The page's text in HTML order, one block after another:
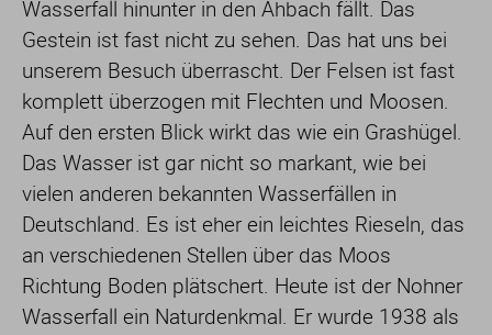
Wasserfall hinunter in den Ahbach fällt. Das
Gestein ist fast nicht zu sehen. Das hat uns bei
unserem Besuch überrascht. Der Felsen ist fast
komplett überzogen mit Flechten und Moosen.
Auf den ersten Blick wirkt das wie ein Grashügel.
Das Wasser ist gar nicht so markant, wie bei
vielen anderen bekannten Wasserfällen in
Deutschland. Es ist eher ein leichtes Rieseln, das
an verschiedenen Stellen über das Moos
Richtung Boden plätschert. Heute ist der Nohner
Wasserfall ein Naturdenkmal. Er wurde 1938 als